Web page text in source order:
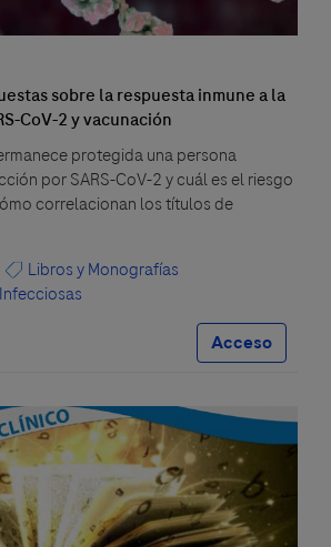
sobre la respuesta inmune a la
CoV-2 y vacunación
protegida una persona
por SARS-CoV-2 y cuál es el riesgo
correlacionan los títulos de
Libros y Monografías
Acceso